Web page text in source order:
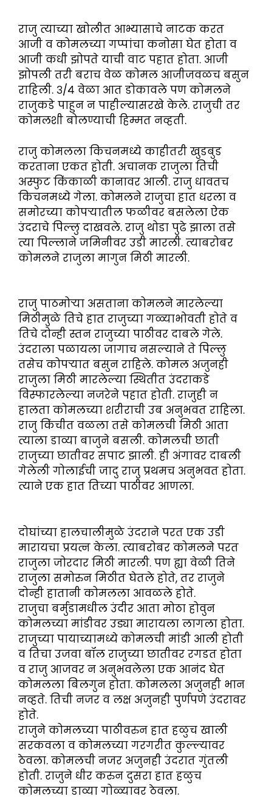
राजु त्याच्या खोलीत आभ्यासाचे नाटक करत
आजी व कोमलच्या गप्पांचा कनोसा घेत होता व
आजी कधी झोपते याची वाट पहात होता. आजी
झोपली तरी बराच वेळ कोमल आजीजवळच बसुन
राहिली. ३/४ वेळा आत डोकावले पण कोमलने
राजुकडे पाहुन न पाहील्यासरखे केले. राजुची तर
कोमलशी बोलण्याची हिम्मत नव्हती.
राजु कोमलला किचनमध्ये काहीतरी खुडबुड
करताना एकत होती. अचानक राजुला तिची
अस्फुट किंकाळी कानावर आली. राजु धावतच
किचनमध्ये गेला. कोमलने राजुचा हात धरला व
समोरच्या कोपऱ्यातील फळीवर बसलेला ऐक
उंदराचे पिल्लु दाखवले. राजु थोडा पुढे झाला तसे
त्या पिल्लाने जमिनीवर उडी मारली. त्याबरोबर
कोमलने राजुला मागुन मिठी मारली.
राजु पाठमोऱ्या असताना कोमलने मारलेल्या
मिठीमुळे तिचे हात राजुच्या गळ्याभोवती होते व
तिचे दोन्ही स्तन राजुच्या पाठीवर दाबले गेले.
उंदराला पळायला जागाच नसल्याने ते पिल्लु
तसेच कोपऱ्यात बसुन राहिले. कोमल अजुनही
राजुला मिठी मारलेल्या स्थितीत उंदराकडे
विस्फारलेल्या नजरेने पहात होती. राजुही न
हालता कोमलच्या शरीराची उब अनुभवत राहिला.
राजु किंचीत वळला तसे कोमलची मिठी आता
त्याला डाव्या बाजुने बसली. कोमलची छाती
राजुच्या छातीवर सपाट झाली. ही अंगावर दाबली
गेलेली गोलाईची जादु राजु प्रथमच अनुभवत होता.
त्याने एक हात तिच्या पाठीवर आणला.
दोघांच्या हालचालीमुळे उंदराने परत एक उडी
मारायचा प्रयत्न केला. त्याबरोबर कोमलने परत
राजुला जोरदार मिठी मारली. पण ह्या वेळी तिने
राजुला समोरुन मिठीत घेतले होते, तर राजुने
दोन्ही हातानी कोमलला आवळले होते.
राजुचा बर्मुडामधील उंदीर आता मोठा होवुन
कोमलच्या मांडीवर उड्या मारायला लागला होता.
राजुच्या पायाच्यामध्ये कोमलची मांडी आली होती
व तिचा उजवा बॉल राजुच्या छातीवर रगडत होता
व राजु आजवर न अनुभवलेला एक आनंद घेत
कोमलला बिलगुन होता. कोमलला अजुनही भान
नव्हते. तिची नजर व लक्ष अजुनही पुर्णपणे उंदरावर
होते.
राजुने कोमलच्या पाठीवरुन हात हळुच खाली
सरकवला व कोमलच्या गरगरीत कुल्ल्यावर
ठेवला. कोमलची नजर अजुनही उंदरात गुंतली
होती. राजुने धीर करुन दुसरा हात हळुच
कोमलच्या डाव्या गोळ्यावर ठेवला.